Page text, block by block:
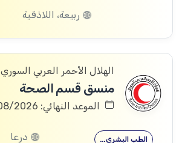
ربيعة، اللاذقية
الهلال الأحمر العربي السوري
منسق قسم الصحة
الموعد النهائي: 05/08/2026
الطب البشري… درعا